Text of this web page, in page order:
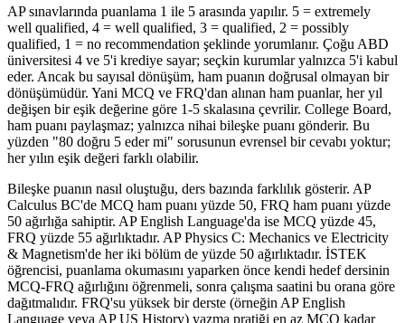
AP sınavlarında puanlama 1 ile 5 arasında yapılır. 5 = extremely
well qualified, 4 = well qualified, 3 = qualified, 2 = possibly
qualified, 1 = no recommendation şeklinde yorumlanır. Çoğu ABD
üniversitesi 4 ve 5'i krediye sayar; seçkin kurumlar yalnızca 5'i kabul
eder. Ancak bu sayısal dönüşüm, ham puanın doğrusal olmayan bir
dönüşümüdür. Yani MCQ ve FRQ'dan alınan ham puanlar, her yıl
değişen bir eşik değerine göre 1-5 skalasına çevrilir. College Board,
ham puanı paylaşmaz; yalnızca nihai bileşke puanı gönderir. Bu
yüzden "80 doğru 5 eder mi" sorusunun evrensel bir cevabı yoktur;
her yılın eşik değeri farklı olabilir.
Bileşke puanın nasıl oluştuğu, ders bazında farklılık gösterir. AP
Calculus BC'de MCQ ham puanı yüzde 50, FRQ ham puanı yüzde
50 ağırlığa sahiptir. AP English Language'da ise MCQ yüzde 45,
FRQ yüzde 55 ağırlıktadır. AP Physics C: Mechanics ve Electricity
& Magnetism'de her iki bölüm de yüzde 50 ağırlıktadır. İSTEK
öğrencisi, puanlama okumasını yaparken önce kendi hedef dersinin
MCQ-FRQ ağırlığını öğrenmeli, sonra çalışma saatini bu orana göre
dağıtmalıdır. FRQ'su yüksek bir derste (örneğin AP English
Language veya AP US History) yazma pratiği en az MCQ kadar